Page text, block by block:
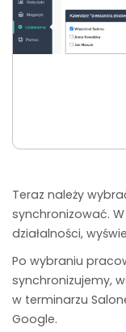
Teraz należy
synchronizować.
działalności,
Po wybraniu
synchronizujemy,
w terminarzu
Google.